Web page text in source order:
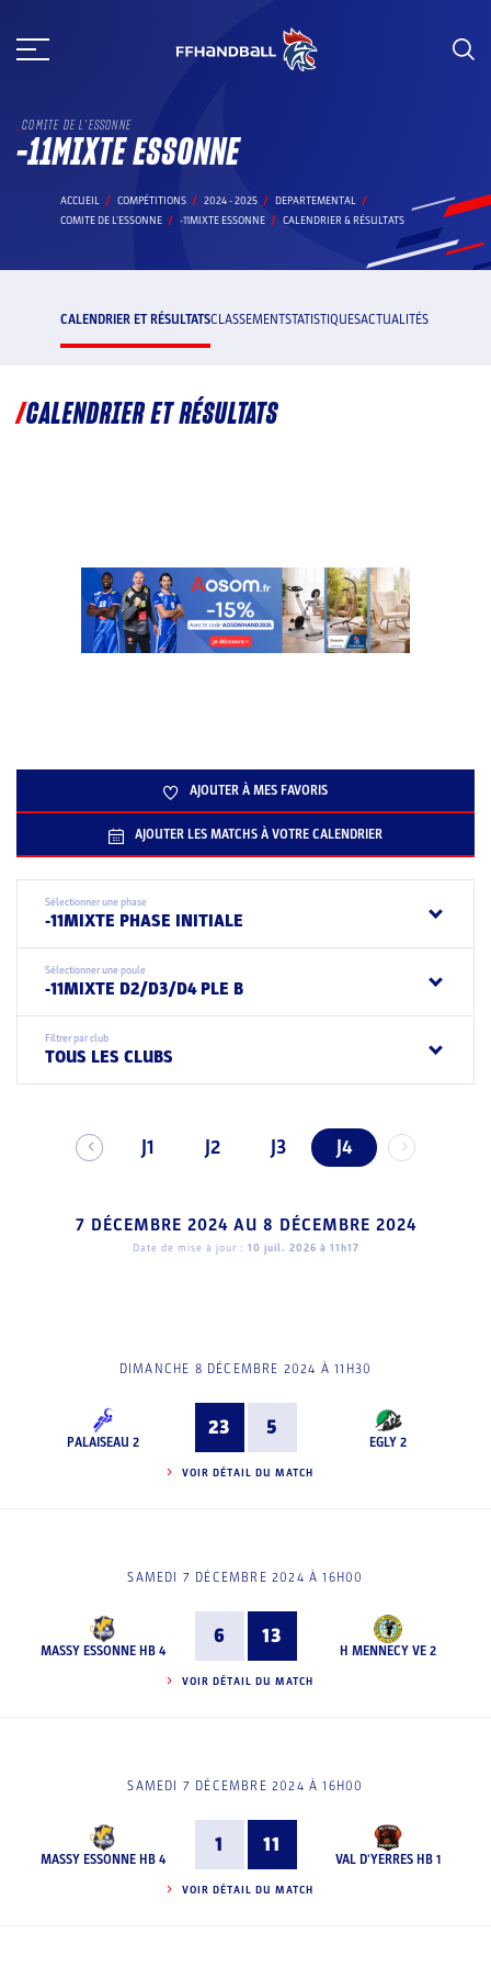
au
COMITE DE L'ESSONNE
-11MIXTE ESSONNE
ACCUEIL COMPÉTITIONS 2024 - 2025
DEPARTEMENTAL
COMITE DE L'ESSONNE
-11MIXTE ESSONNE CALENDRIER & RÉSULTATS
CALENDRIER ET RÉSULTATSCLASSEMENTSTATISTIQUESACTUALITÉS
CALENDRIER ET RÉSULTATS
AJOUTER À MES FAVORIS
AJOUTER LES MATCHS À VOTRE CALENDRIER
Sélectionner une phase
-11MIXTE PHASE INITIALE
Sélectionner une poule
-11MIXTE D2/D3/D4 PLE B
Filtrer par club
TOUS LES CLUBS
J1 J2 J3 J4
7 DÉCEMBRE 2024AU 8 DÉCEMBRE 2024
Date de mise à jour : 10 juil. 2026 à 11h17
DIMANCHE 8 DÉCEMBRE 2024 À 11H30
PALAISEAU 2
23 5
EGLY 2
VOIR DÉTAIL DU MATCH
SAMEDI 7 DÉCEMBRE 2024 À 16H00
MASSY ESSONNE HB 4
6 13
H MENNECY VE 2
VOIR DÉTAIL DU MATCH
SAMEDI 7 DÉCEMBRE 2024 À 16H00
MASSY ESSONNE HB 4
1 11
VAL D'YERRES HB 1
VOIR DÉTAIL DU MATCH